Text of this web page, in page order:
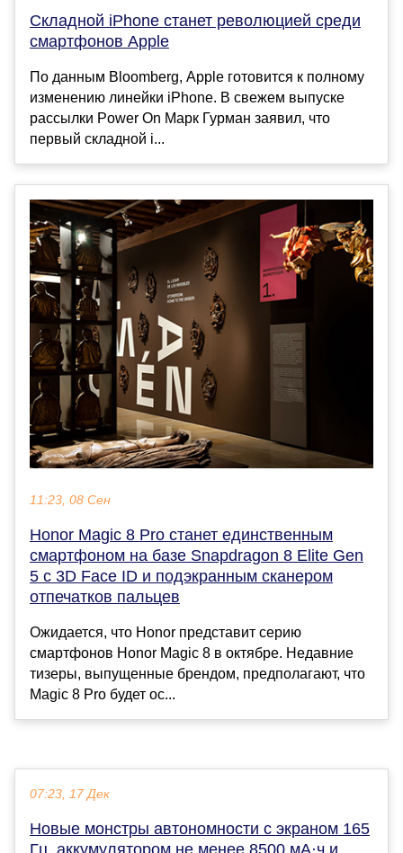
Складной iPhone станет революцией среди
смартфонов Apple
По данным Bloomberg, Apple готовится к полному
изменению линейки iPhone. В свежем выпуске
рассылки Power On Марк Гурман заявил, что
первый складной i...
11:23, 08 Сен
Honor Magic 8 Pro станет единственным
смартфоном на базе Snapdragon 8 Elite Gen
5 с 3D Face ID и подэкранным сканером
отпечатков пальцев
Ожидается, что Honor представит серию
смартфонов Honor Magic 8 в октябре. Недавние
тизеры, выпущенные брендом, предполагают, что
Magic 8 Pro будет ос...
07:23, 17 Дек
Новые монстры автономности с экраном 165